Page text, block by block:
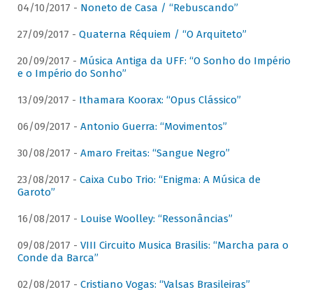
04/10/2017 - Noneto de Casa / “Rebuscando”
27/09/2017 - Quaterna Réquiem / “O Arquiteto”
20/09/2017 - Música Antiga da UFF: “O Sonho do Império
e o Império do Sonho”
13/09/2017 - Ithamara Koorax: “Opus Clássico”
06/09/2017 - Antonio Guerra: “Movimentos”
30/08/2017 - Amaro Freitas: “Sangue Negro”
23/08/2017 - Caixa Cubo Trio: “Enigma: A Música de
Garoto”
16/08/2017 - Louise Woolley: “Ressonâncias”
09/08/2017 - VIII Circuito Musica Brasilis: “Marcha para o
Conde da Barca”
02/08/2017 - Cristiano Vogas: “Valsas Brasileiras”